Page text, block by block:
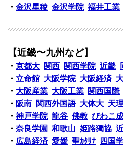
・金沢星稜 金沢学院 福井工業
【近畿〜九州など】
・京都大 関西 関西学院 近畿
・ 立命館 大阪学院 大阪経済
・ 大阪産業 大阪工業 関西国際
・ 阪南 関西外国語 大体大 天理
・神戸学院 龍谷 佛教 びわこ
・奈良学園 和歌山 姫路獨協
・ 広島経済 愛媛 聖ｶﾀﾘﾅ
四国